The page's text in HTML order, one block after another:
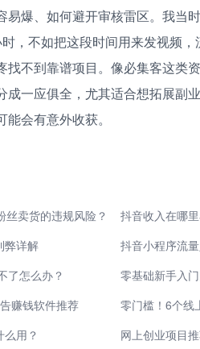
易爆、如何避开审核雷区。我当
，不如把这段时间用来发视频，
找不到靠谱项目。像必集客这类
成一应俱全，尤其适合想拓展副
会有意外收获。
卖货的违规风险？
抖音收入在哪
弊详解
抖音小程序流
了怎么办？
赚钱软件推荐
用？
网上创业项目